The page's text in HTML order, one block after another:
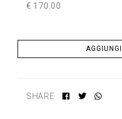
€ 170.00
SHARE